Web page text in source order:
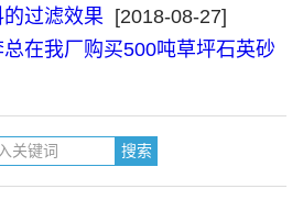
过滤效果
[2018-08-27]
在我厂购买500吨草坪石英砂